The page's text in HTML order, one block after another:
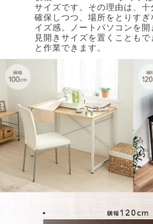
サイズです。その理由は、
確保しつつ、場所をとりす
イズ感。ノートパソコンを
見開きサイズを置くことも
と作業できます。